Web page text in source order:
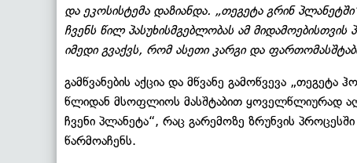
და ეკოსისტემა დაზიანდა. „თეგეტა გრინ
ჩვენს წილ პასუხისმგებლობას ამ
იმედი გვაქვს, რომ ასეთი კარგი და
გამწვანების აქცია და მწვანე გამოწვევა
წლიდან მსოფლიოს მასშტაბით ყოველწლიურად
ჩვენი პლანეტა“, რაც გარემოზე ზრუნვის
წარმოაჩენს.